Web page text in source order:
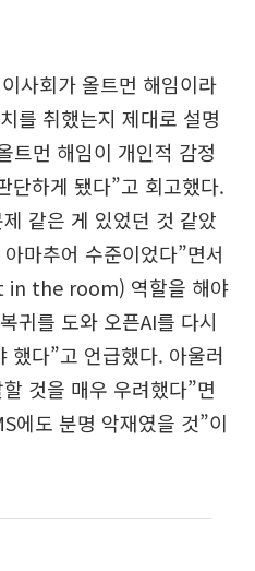
사회가 올트먼 해임이라
를 취했는지 제대로 설명
트먼 해임이 개인적 감정
단하게 됐다”고 회고했다.
같은 게 있었던 것 같았
마추어 수준이었다”면서
in the room) 역할을 해야
귀를 도와 오픈AI를 다시
했다”고 언급했다. 아울러
것을 매우 우려했다”면
에도 분명 악재였을 것”이